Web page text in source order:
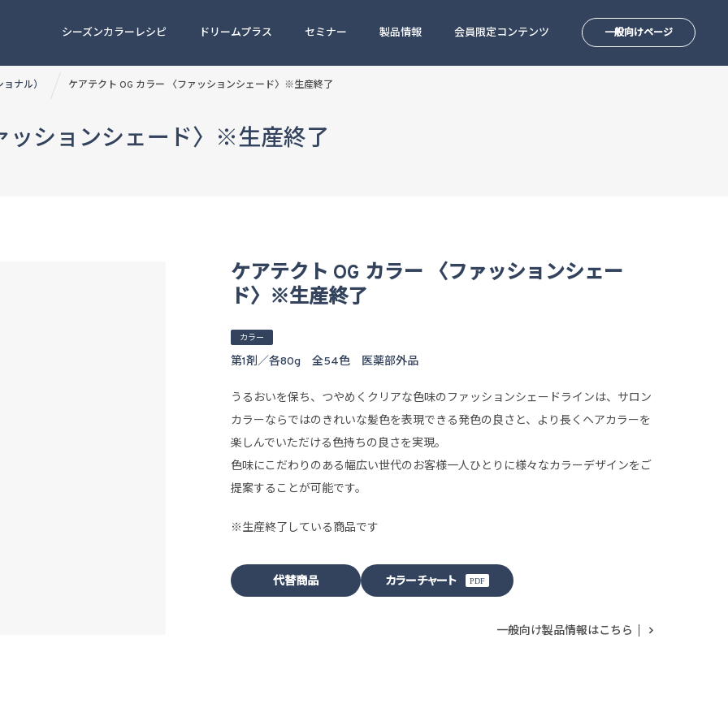
シーズンカラーレシピ ドリームプラス セミナー 製品情報 会員限定コンテンツ 一般向けページ
ッションシェード〉※生産終了
ケアテクト OG カラー 〈ファッションシェー
ド〉※生産終了
カラー
第1剤／各80g 全54色 医薬部外品
うるおいを保ち、つやめくクリアな色味のファッションシェードラインは、サロン
カラーならではのきれいな髪色を表現できる発色の良さと、より長くヘアカラーを
楽しんでいただける色持ちの良さを実現。
色味にこだわりのある幅広い世代のお客様一人ひとりに様々なカラーデザインをご
提案することが可能です。
※生産終了している商品です
代替商品 カラーチャート
一般向け製品情報はこちら
ナル） ケアテクト OG カラー 〈ファッションシェード〉※生産終了